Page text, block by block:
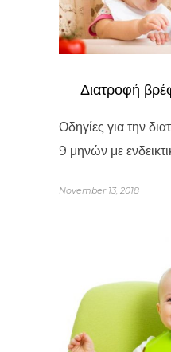
Διατροφή
Οδηγίες για την
9 μηνών με
November 13, 2018